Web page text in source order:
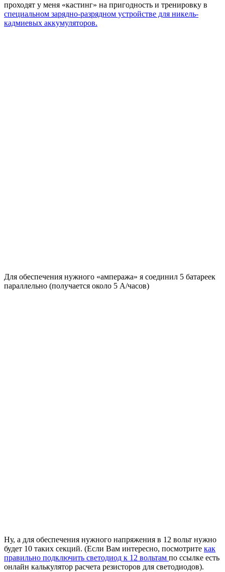
проходят у меня «кастинг» на пригодность и тренировку в
специальном зарядно-разрядном устройстве для никель-
кадмиевых аккумуляторов.
Для обеспечения нужного «ампеража» я соединил 5 батареек
параллельно (получается около 5 А/часов)
Ну, а для обеспечения нужного напряжения в 12 вольт нужно
будет 10 таких секций. (Если Вам интересно, посмотрите как
правильно подключить светодиод к 12 вольтам по ссылке есть
онлайн калькулятор расчета резисторов для светодиодов).